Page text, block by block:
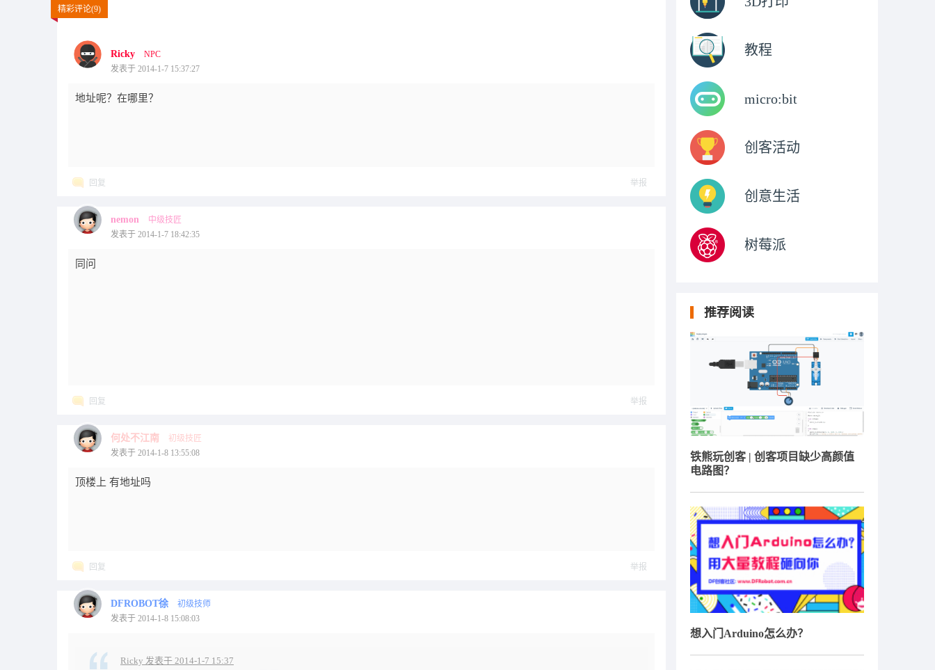
精彩评论(9)
Ricky
NPC
发表于 2014-1-7 15:37:27
地址呢？在哪里？
回复 举报
nemon
中级技匠
发表于 2014-1-7 18:42:35
同问
回复 举报
何处不江南
初级技匠
发表于 2014-1-8 13:55:08
顶楼上 有地址吗
回复 举报
DFROBOT徐
初级技师
发表于 2014-1-8 15:08:03
Ricky 发表于 2014-1-7 15:37
教程
micro:bit
创客活动
创意生活
树莓派
推荐阅读
铁熊玩创客 | 创客项目缺少高颜值
电路图？
想入门Arduino怎么办？